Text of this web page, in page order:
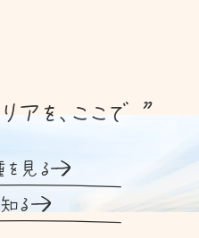
を、ここで ”
見る
る